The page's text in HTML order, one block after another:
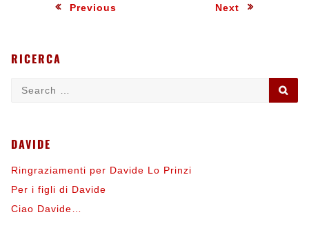
Navigazione
Previous Next:
RICERCA
DAVIDE
Ringraziamenti per Davide Lo Prinzi
Per i figli di Davide
Ciao Davide…